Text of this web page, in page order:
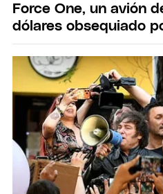
Force One, un avión
dólares obsequiado